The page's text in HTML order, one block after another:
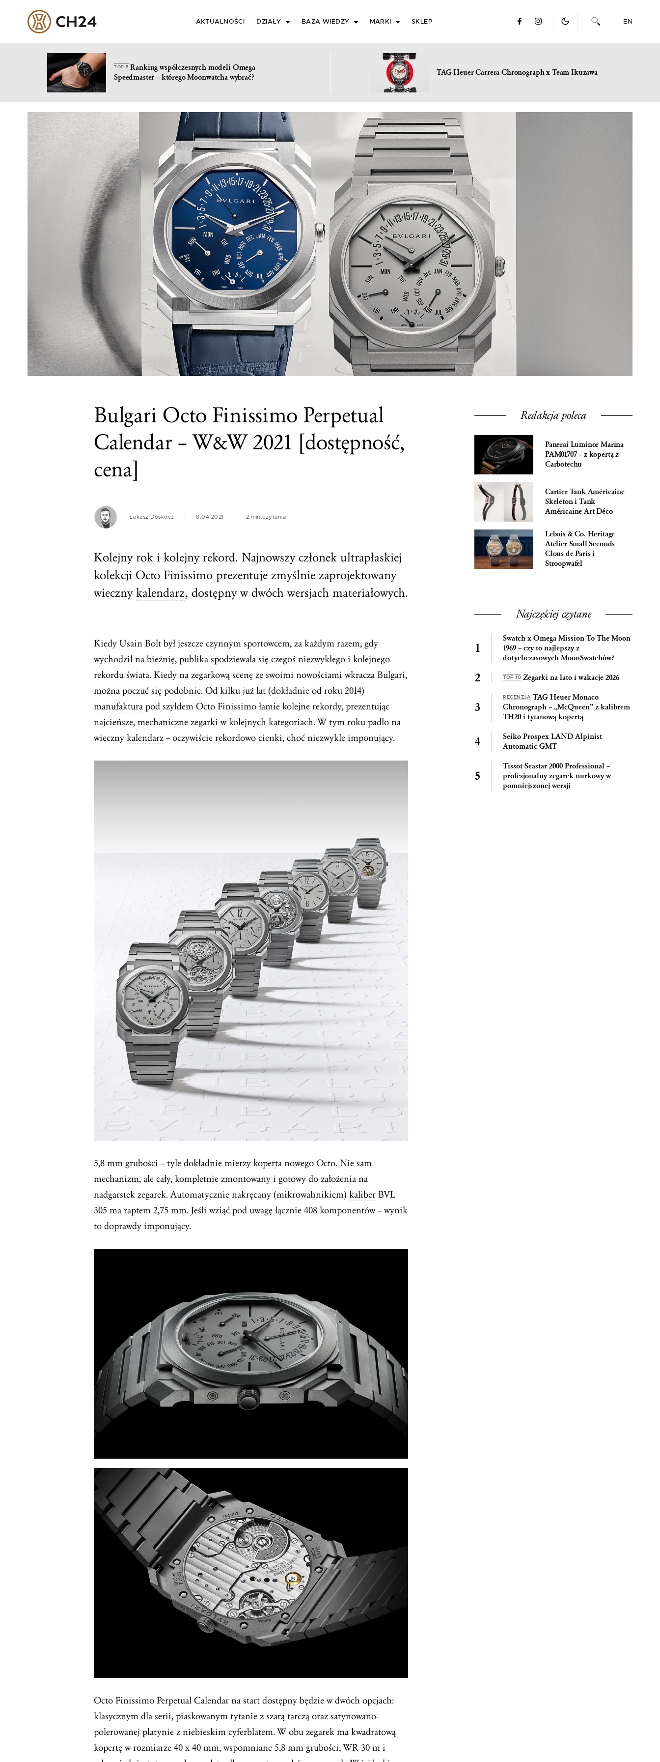
AKTUALNOŚCI DZIAŁY BAZA WIEDZY MARKI SKLEP EN
TOP 5Ranking współczesnych modeli Omega
Speedmaster – którego Moonwatcha wybrać?
TAG Heuer Carrera Chronograph x Team Ikuzawa
Bulgari Octo Finissimo Perpetual
Calendar – W&W 2021 [dostępność,
cena]
Łukasz Doskocz 8.04.2021 2 min.czytania
Kolejny rok i kolejny rekord. Najnowszy członek ultrapłaskiej
kolekcji Octo Finissimo prezentuje zmyślnie zaprojektowany
wieczny kalendarz, dostępny w dwóch wersjach materiałowych.
Kiedy Usain Bolt był jeszcze czynnym sportowcem, za każdym razem, gdy
wychodził na bieżnię, publika spodziewała się czegoś niezwykłego i kolejnego
rekordu świata. Kiedy na zegarkową scenę ze swoimi nowościami wkracza Bulgari,
można poczuć się podobnie. Od kilku już lat (dokładnie od roku 2014)
manufaktura pod szyldem Octo Finissimo łamie kolejne rekordy, prezentując
najcieńsze, mechaniczne zegarki w kolejnych kategoriach. W tym roku padło na
wieczny kalendarz – oczywiście rekordowo cienki, choć niezwykle imponujący.
5,8 mm grubości – tyle dokładnie mierzy koperta nowego Octo. Nie sam
mechanizm, ale cały, kompletnie zmontowany i gotowy do założenia na
nadgarstek zegarek. Automatycznie nakręcany (mikrowahnikiem) kaliber BVL
305 ma raptem 2,75 mm. Jeśli wziąć pod uwagę łącznie 408 komponentów – wynik
to doprawdy imponujący.
Octo Finissimo Perpetual Calendar na start dostępny będzie w dwóch opcjach:
klasycznym dla serii, piaskowanym tytanie z szarą tarczą oraz satynowano-
polerowanej platynie z niebieskim cyferblatem. W obu zegarek ma kwadratową
kopertę w rozmiarze 40 x 40 mm, wspomniane 5,8 mm grubości, WR 30 m i
Redakcja poleca
Panerai Luminor Marina
PAM01707 – z kopertą z
Carbotechu
Cartier Tank Américaine
Skeleton i Tank
Américaine Art Déco
Lebois & Co. Heritage
Atelier Small Seconds
Clous de Paris i
Stroopwafel
Najczęściej czytane
Swatch x Omega Mission To The Moon
1969 – czy to najlepszy z
dotychczasowych MoonSwatchów?
TOP 10 Zegarki na lato i wakacje 2026
RECENZJA TAG Heuer Monaco
Chronograph – „McQueen” z kalibrem
TH20 i tytanową kopertą
Seiko Prospex LAND Alpinist
Automatic GMT
Tissot Seastar 2000 Professional –
profesjonalny zegarek nurkowy w
pomniejszonej wersji